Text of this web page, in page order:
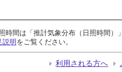
時間は「推計気象分布（日照時間
説明をご覧ください。
利用される方へ